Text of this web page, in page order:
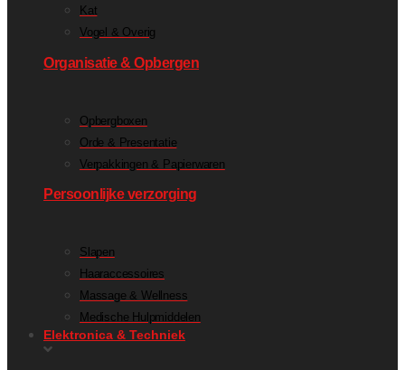
Kat
Vogel & Overig
Organisatie & Opbergen
Opbergboxen
Orde & Presentatie
Verpakkingen & Papierwaren
Persoonlijke verzorging
Slapen
Haaraccessoires
Massage & Wellness
Medische Hulpmiddelen
Elektronica & Techniek